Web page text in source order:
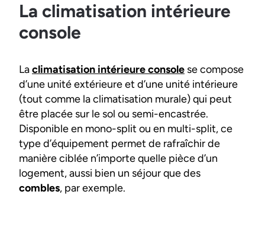
La climatisation intérieure
console
Laclimatisation intérieure console se compose
d’une unité extérieure et d’une unité intérieure
(tout comme la climatisation murale) qui peut
être placée sur le sol ou semi-encastrée.
Disponible en mono-split ou en multi-split, ce
type d’équipement permet de rafraîchir de
manière ciblée n’importe quelle pièce d’un
logement, aussi bien un séjour que des
combles, par exemple.